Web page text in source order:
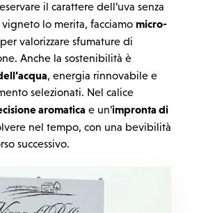
il carattere dell’uva senza
lo merita, facciamo micro-
per valorizzare sfumature di
Anche la sostenibilità è
, energia rinnovabile e
selezionati. Nel calice
aromatica e un’impronta di
nel tempo, con una bevibilità
successivo.